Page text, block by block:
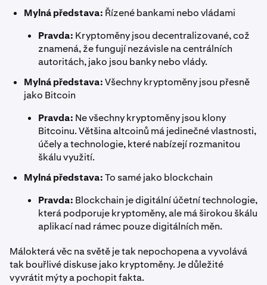
Mylná představa: Řízené bankami nebo vládami
Pravda: Kryptoměny jsou decentralizované, což
znamená, že fungují nezávisle na centrálních
autoritách, jako jsou banky nebo vlády.
Mylná představa:Všechny kryptoměny jsou přesně
jako Bitcoin
Pravda: Ne všechny kryptoměny jsou klony
Bitcoinu. Většina altcoinů má jedinečné vlastnosti,
účely a technologie, které nabízejí rozmanitou
škálu využití.
Mylná představa:To samé jako blockchain
Pravda: Blockchain je digitální účetní technologie,
která podporuje kryptoměny, ale má širokou škálu
aplikací nad rámec pouze digitálních měn.
Málokterá věc na světě je tak nepochopena a vyvolává
tak bouřlivé diskuse jako kryptoměny. Je důležité
vyvrátit mýty a pochopit fakta.